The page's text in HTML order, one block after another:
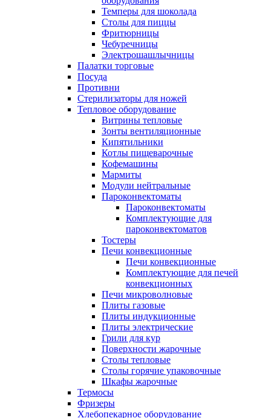
Темперы для шоколада
Столы для пиццы
Фритюрницы
Чебуречницы
Электрошашлычницы
Палатки торговые
Посуда
Противни
Стерилизаторы для ножей
Тепловое оборудование
Витрины тепловые
Зонты вентиляционные
Кипятильники
Котлы пищеварочные
Кофемашины
Мармиты
Модули нейтральные
Пароконвектоматы
Пароконвектоматы
Комплектующие для
пароконвектоматов
Тостеры
Печи конвекционные
Печи конвекционные
Комплектующие для печей
конвекционных
Печи микроволновые
Плиты газовые
Плиты индукционные
Плиты электрические
Грили для кур
Поверхности жарочные
Столы тепловые
Столы горячие упаковочные
Шкафы жарочные
Термосы
Фризеры
Хлебопекарное оборудование